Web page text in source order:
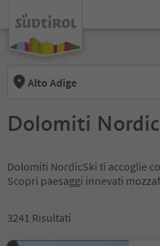
Alto Adige
Dolomiti
Dolomiti NordicSki ti accoglie
Scopri paesaggi innevati
3241 Risultati